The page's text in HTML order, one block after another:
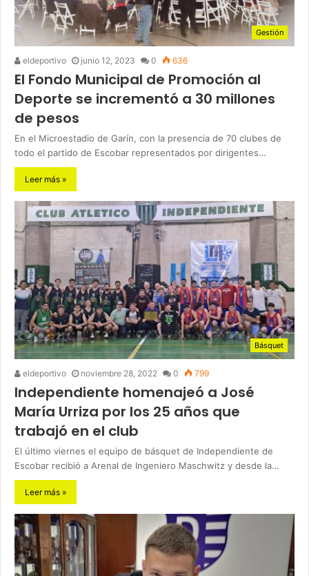
Gestión
eldeportivo junio 12, 2023 0 636
El Fondo Municipal de Promoción al
Deporte se incrementó a 30 millones
de pesos
En el Microestadio de Garín, con la presencia de 70 clubes de
todo el partido de Escobar representados por dirigentes…
Leer más »
Básquet
eldeportivo noviembre 28, 2022 0 799
Independiente homenajeó a José
María Urriza por los 25 años que
trabajó en el club
El último viernes el equipo de básquet de Independiente de
Escobar recibió a Arenal de Ingeniero Maschwitz y desde la…
Leer más »